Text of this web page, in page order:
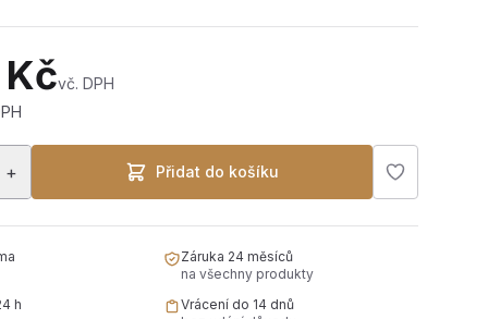
vč. DPH
+ Přidat do košíku
Záruka 24 měsíců
na všechny produkty
h
Vrácení do 14 dnů